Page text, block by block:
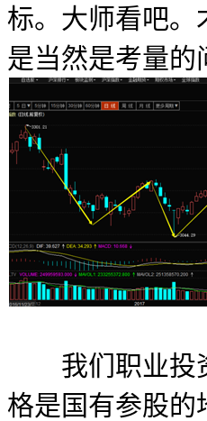
标。大师看吧。
是当然是考量的
我们职业投资
格是国有参股的